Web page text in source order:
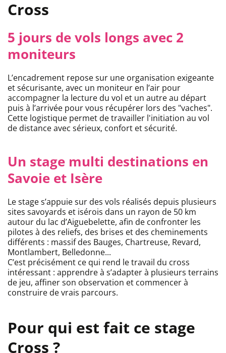
Cross
5 jours de vols longs avec 2
moniteurs
L’encadrement repose sur une organisation exigeante
et sécurisante, avec un moniteur en l’air pour
accompagner la lecture du vol et un autre au départ
puis à l’arrivée pour vous récupérer lors des "vaches".
Cette logistique permet de travailler l'initiation au vol
de distance avec sérieux, confort et sécurité.
Un stage multi destinations en
Savoie et Isère
Le stage s’appuie sur des vols réalisés depuis plusieurs
sites savoyards et isérois dans un rayon de 50 km
autour du lac d’Aiguebelette, afin de confronter les
pilotes à des reliefs, des brises et des cheminements
différents : massif des Bauges, Chartreuse, Revard,
Montlambert, Belledonne...
C’est précisément ce qui rend le travail du cross
intéressant : apprendre à s’adapter à plusieurs terrains
de jeu, affiner son observation et commencer à
construire de vrais parcours.
Pour qui est fait ce stage
Cross ?